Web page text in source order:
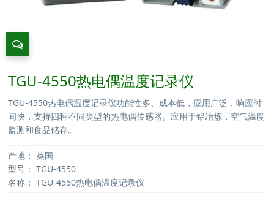
TGU-4550热电偶温度记录仪
TGU-4550热电偶温度记录仪功能性多、成本低，应用广泛，响应时
间快，支持四种不同类型的热电偶传感器。应用于铝冶炼，空气温度
监测和食品储存。
产地： 英国
型号： TGU-4550
名称： TGU-4550热电偶温度记录仪